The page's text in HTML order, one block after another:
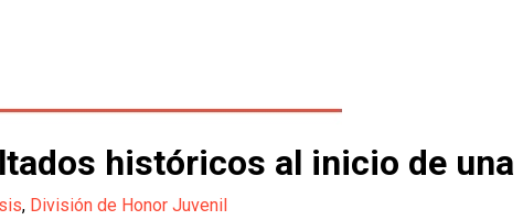
históricos al inicio de
, División de Honor Juvenil